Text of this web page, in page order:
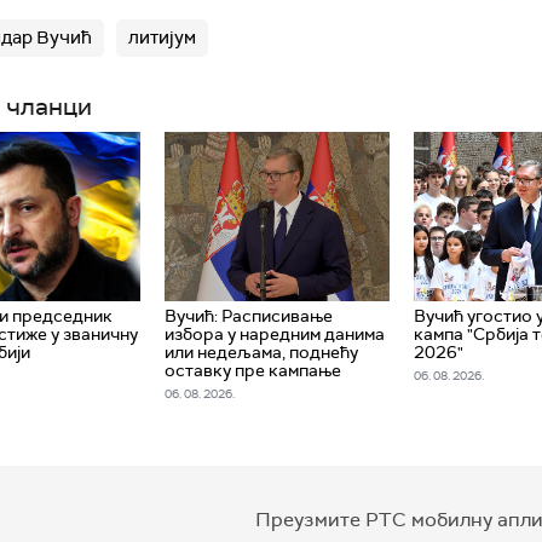
количина емитовања угљен-диоксида, навела
пробне бушотине су направиле огромну штету.
настати ако дође до експлоатације
је.
Вучић литијум
председник
у званичну
Вучић: Расписивање
избора у наредним данима
или недељама, поднећу
оставку пре кампање
06. 08. 2026.
Вучић угостио
кампа "Србија
2026"
06. 08. 2026.
Преузмите РТС мобилну